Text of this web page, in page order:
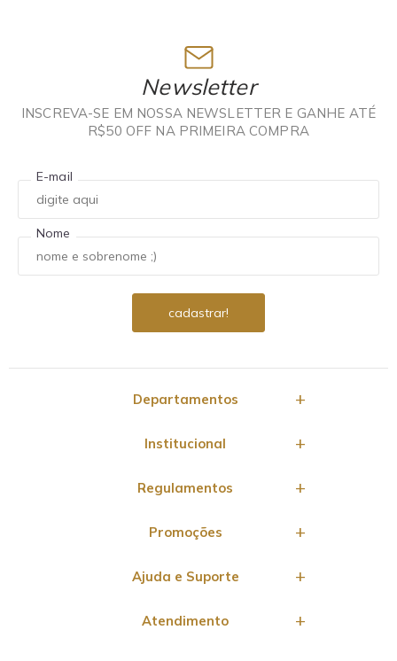
Newsletter
INSCREVA-SE EM NOSSA NEWSLETTER E GANHE ATÉ
R$50 OFF NA PRIMEIRA COMPRA
E-mail
Nome
Departamentos
Institucional
Regulamentos
Promoções
Ajuda e Suporte
Atendimento